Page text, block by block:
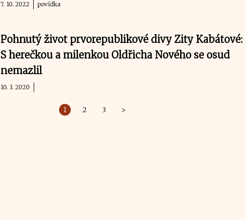
7. 10. 2022 povídka
Pohnutý život prvorepublikové divy Zity Kabátové:
S herečkou a milenkou Oldřicha Nového se osud
nemazlil
10. 3. 2020
1 2 3 >